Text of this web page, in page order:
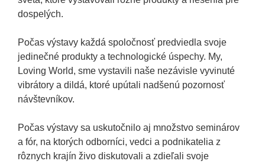
dospelých.
Počas výstavy každá spoločnosť predviedla svoje
jedinečné produkty a technologické úspechy. My,
Loving World, sme vystavili naše nezávisle vyvinuté
vibrátory a dildá, ktoré upútali nadšenú pozornosť
návštevníkov.
Počas výstavy sa uskutočnilo aj množstvo seminárov
a fór, na ktorých odborníci, vedci a podnikatelia z
rôznych krajín živo diskutovali a zdieľali svoje